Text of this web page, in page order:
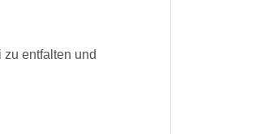
entfalten und